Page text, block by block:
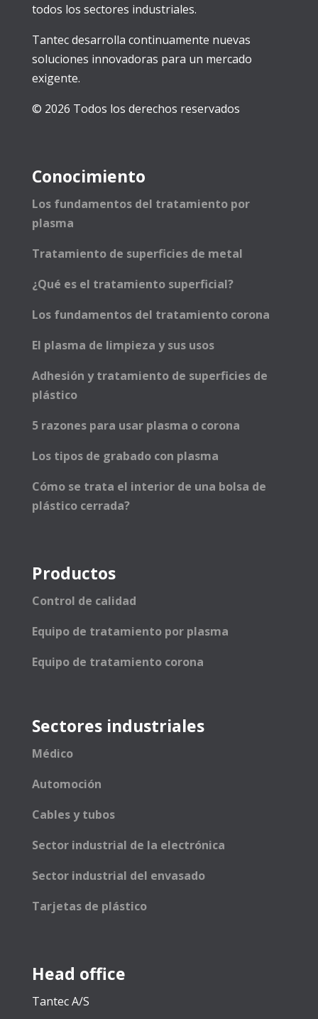
todos los sectores industriales.
Tantec desarrolla continuamente nuevas
soluciones innovadoras para un mercado
exigente.
© 2026 Todos los derechos reservados
Conocimiento
Los fundamentos del tratamiento por
plasma
Tratamiento de superficies de metal
¿Qué es el tratamiento superficial?
Los fundamentos del tratamiento corona
El plasma de limpieza y sus usos
Adhesión y tratamiento de superficies de
plástico
5 razones para usar plasma o corona
Los tipos de grabado con plasma
Cómo se trata el interior de una bolsa de
plástico cerrada?
Productos
Control de calidad
Equipo de tratamiento por plasma
Equipo de tratamiento corona
Sectores industriales
Médico
Automoción
Cables y tubos
Sector industrial de la electrónica
Sector industrial del envasado
Tarjetas de plástico
Head office
Tantec A/S